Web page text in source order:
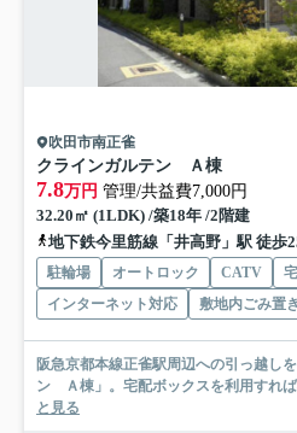
吹田市南正雀
クラインガルテン Ａ棟
7.8万円 管理/共益費7,000円
32.20㎡ (1LDK) /築18年 /2階建
地下鉄今里筋線「井高野」駅 徒歩
駐輪場 オートロック CATV
インターネット対応
敷地内ごみ置
阪急京都本線正雀駅周辺への引っ越し
ン Ａ棟」。宅配ボックスを利用すれ
と見る